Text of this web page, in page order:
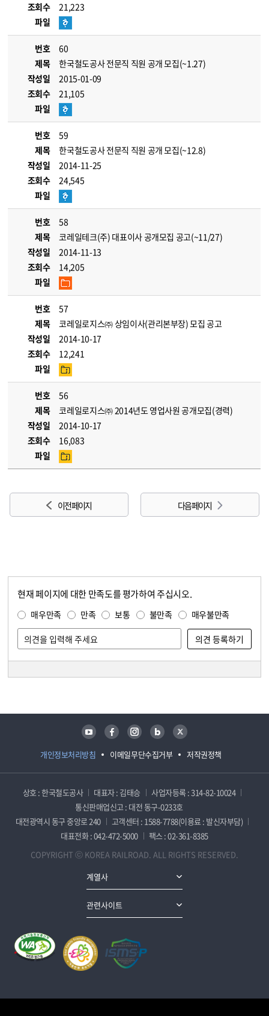
조회수
21,223
파일
번호
60
제목
한국철도공사 전문직 직원 공개 모집(~1.27)
작성일
2015-01-09
조회수
21,105
파일
번호
59
제목
한국철도공사 전문직 직원 공개 모집(~12.8)
작성일
2014-11-25
조회수
24,545
파일
번호
58
제목
코레일테크(주) 대표이사 공개모집 공고(~11/27)
작성일
2014-11-13
조회수
14,205
파일
번호
57
제목
코레일로지스㈜ 상임이사(관리본부장) 모집 공고
작성일
2014-10-17
조회수
12,241
파일
번호
56
제목
코레일로지스㈜ 2014년도 영업사원 공개모집(경력)
작성일
2014-10-17
조회수
16,083
파일
이전 페이지 다음 페이지
현재 페이지에 대한 만족도를 평가하여 주십시오.
매우만족 만족 보통 불만족 매우불만족
개인정보처리방침 이메일무단수집거부 저작권정책
유튜브 페이스북 인스타그램 블로그 트위터
상호 : 한국철도공사 대표자 : 김태승
사업자등록 : 314-82-10024
통신판매업신고 : 대전 동구-0233호
대전광역시 동구 중앙로 240
고객센터 : 1588-7788(이용료 : 발신자부담)
대표전화 : 042-472-5000
팩스 : 02-361-8385
COPYRIGHT ⓒ KOREA RAILROAD. ALL RIGHTS RESERVED.
계열사
관련사이트